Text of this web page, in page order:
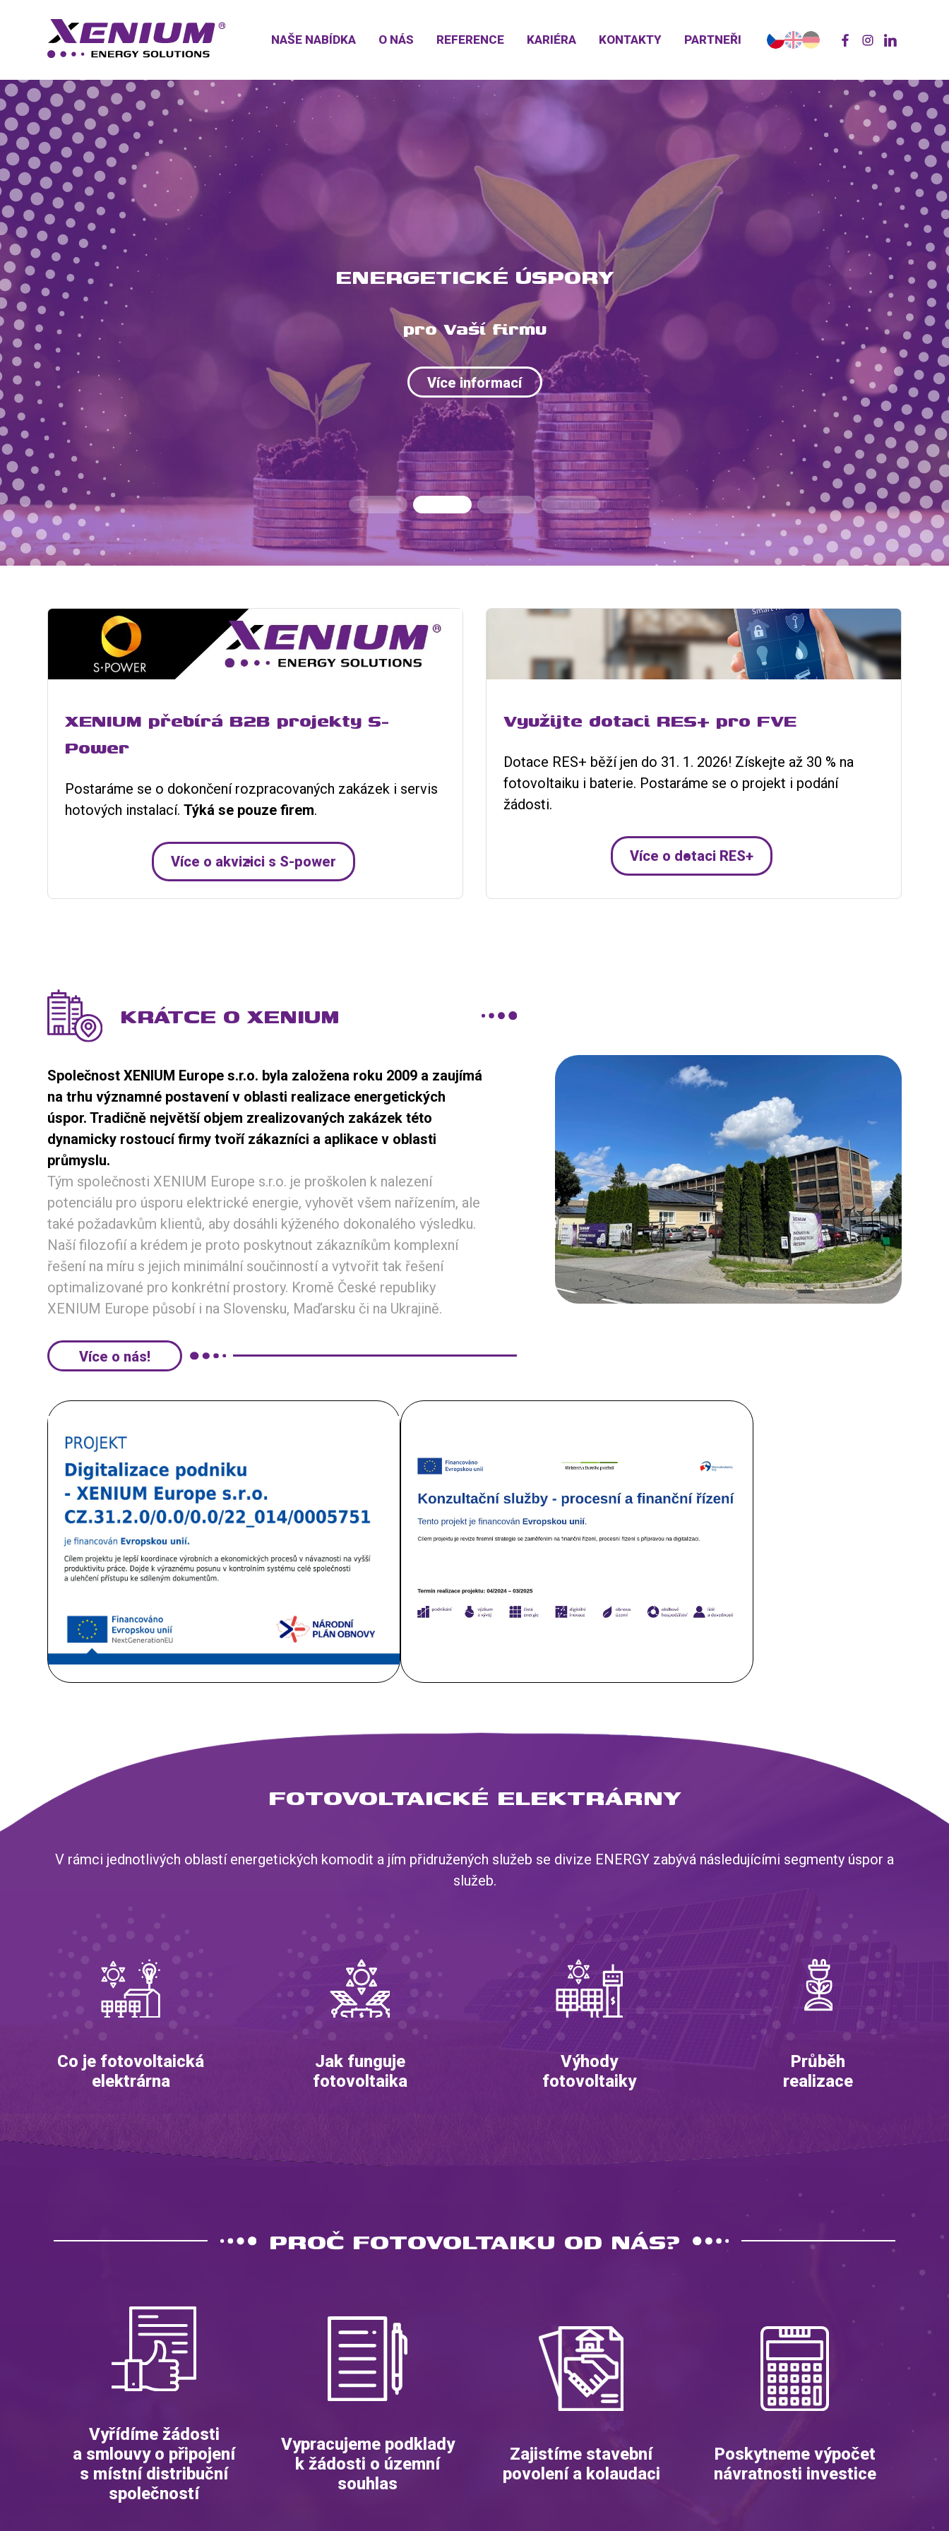
XENIUM, ENERGETICKÉ ÚSPORY
NAŠE NABÍDKA O NÁS REFERENCE KARIÉRA KONTAKTY PARTNEŘI
LED OSVĚTLENÍ
pro haly, sklady a domy
Více informací
XENIUM přebírá B2B projekty S-
Power
Postaráme se o dokončení rozpracovaných zakázek i servis
hotových instalací.Týká se pouze firem.
Více o akvizici s S-power
Využijte dotaci RES+ pro FVE
Dotace RES+ běží jen do 31. 1. 2026! Získejte až 30 % na
fotovoltaiku i baterie. Postaráme se o projekt i podání
žádosti.
Více o dotaci RES+
KRÁTCE O XENIUM
Společnost XENIUM Europe s.r.o. byla založena roku 2009 a zaujímá
na trhu významné postavení v oblasti realizace energetických
úspor. Tradičně největší objem zrealizovaných zakázek této
dynamicky rostoucí firmy tvoří zákazníci a aplikace v oblasti
průmyslu.
Tým společnosti XENIUM Europe s.r.o. je proškolen k nalezení
potenciálu pro úsporu elektrické energie, vyhovět všem nařízením, ale
také požadavkům klientů, aby dosáhli kýženého dokonalého výsledku.
Naší filozofií a krédem je proto poskytnout zákazníkům komplexní
řešení na míru s jejich minimální součinností a vytvořit tak řešení
optimalizované pro konkrétní prostory. Kromě České republiky
XENIUM Europe působí i na Slovensku, Maďarsku či na Ukrajině.
Více o nás!
FOTOVOLTAICKÉ ELEKTRÁRNY
V rámci jednotlivých oblastí energetických komodit a jím přidružených služeb se divize ENERGY zabývá následujícími segmenty úspor a
služeb.
Co je fotovoltaická
elektrárna
Jak funguje
fotovoltaika
Výhody
fotovoltaiky
Průběh
realizace
PROČ FOTOVOLTAIKU OD NÁS?
Vyřídíme žádosti
a smlouvy o připojení
s místní distribuční
společností
Vypracujeme podklady
k žádosti o územní
souhlas
Zajistíme stavební
povolení a kolaudaci
Poskytneme výpočet
návratnosti investice